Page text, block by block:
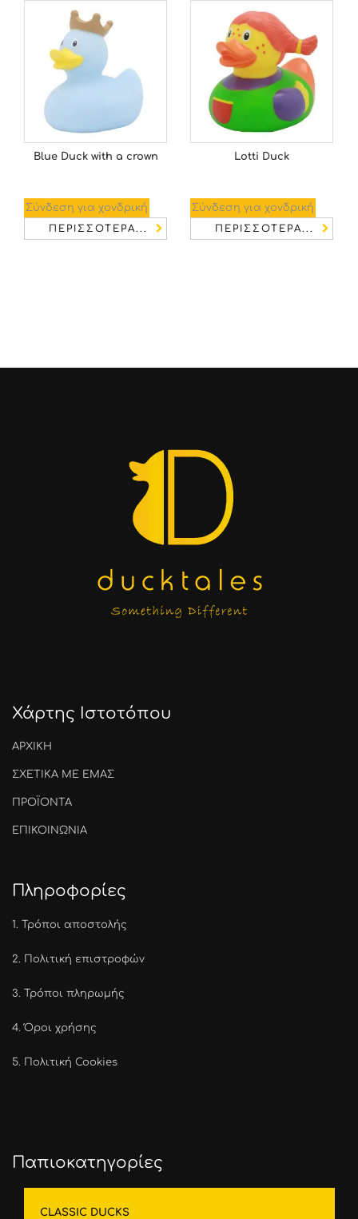
Blue Duck with a crown
Σύνδεση για χονδρική
ΠΕΡΙΣΣΌΤΕΡΑ...
Lotti Duck
Σύνδεση για χονδρική
ΠΕΡΙΣΣΌΤΕΡΑ...
Χάρτης Ιστοτόπου
ΑΡΧΙΚΗ
ΣΧΕΤΙΚΑ ΜΕ ΕΜΑΣ
ΠΡΟΪΟΝΤΑ
ΕΠΙΚΟΙΝΩΝΙΑ
Πληροφορίες
1. Τρόποι αποστολής
2. Πολιτική επιστροφών
3. Τρόποι πληρωμής
4.Όροι χρήσης
5. Πολιτική Cookies
Παπιοκατηγορίες
CLASSIC DUCKS